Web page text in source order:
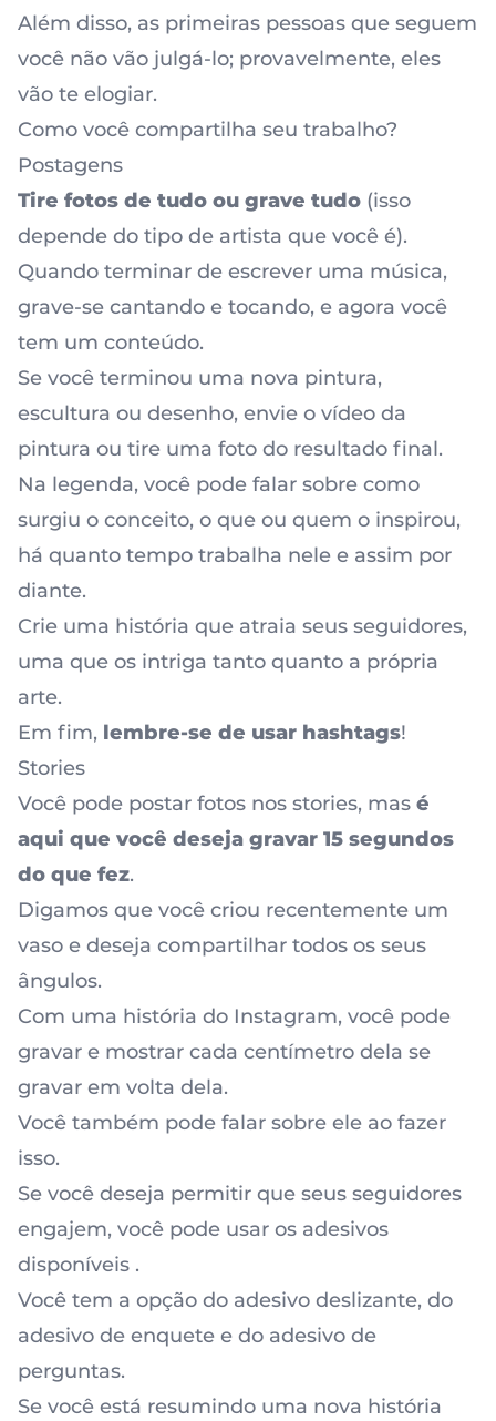
Além disso, as primeiras pessoas que seguem
você não vão julgá-lo; provavelmente, eles
vão te elogiar.
Como você compartilha seu trabalho?
Postagens
Tire fotos de tudo ou grave tudo (isso
depende do tipo de artista que você é).
Quando terminar de escrever uma música,
grave-se cantando e tocando, e agora você
tem um conteúdo.
Se você terminou uma nova pintura,
escultura ou desenho, envie o vídeo da
pintura ou tire uma foto do resultado final.
Na legenda, você pode falar sobre como
surgiu o conceito, o que ou quem o inspirou,
há quanto tempo trabalha nele e assim por
diante.
Crie uma história que atraia seus seguidores,
uma que os intriga tanto quanto a própria
arte.
Em fim, lembre-se de usar hashtags!
Stories
Você pode postar fotos nos stories, mas é
aqui que você deseja gravar 15 segundos
do que fez.
Digamos que você criou recentemente um
vaso e deseja compartilhar todos os seus
ângulos.
Com uma história do Instagram, você pode
gravar e mostrar cada centímetro dela se
gravar em volta dela.
Você também pode falar sobre ele ao fazer
isso.
Se você deseja permitir que seus seguidores
engajem, você pode usar os adesivos
disponíveis .
Você tem a opção do adesivo deslizante, do
adesivo de enquete e do adesivo de
perguntas.
Se você está resumindo uma nova história